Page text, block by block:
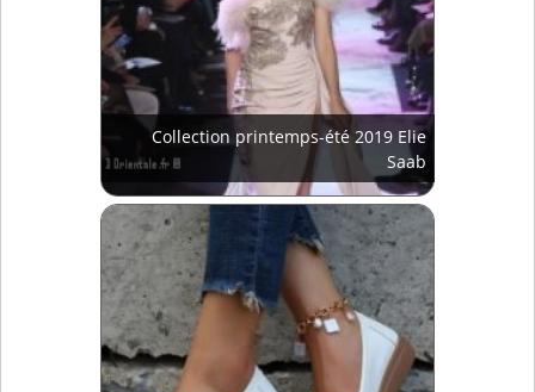
Collection printemps-été 2019 Elie
Saab